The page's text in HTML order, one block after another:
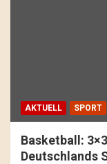
AKTUELL SPORT
Basketball:
Deutschlands